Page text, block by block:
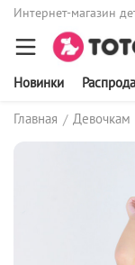
Интернет-магазин
Новинки
Главная / Девочкам